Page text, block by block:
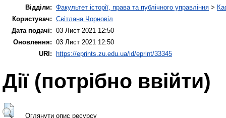
Відділи: Факультет історії, права та публічного управління >
Користувач: Світлана Чорновіл
Дата подачі: 03 Лист 2021 12:50
Оновлення: 03 Лист 2021 12:50
URI: https://eprints.zu.edu.ua/id/eprint/33345
Дії ​​(потрібно ввійти)
Оглянути опис ресурсу